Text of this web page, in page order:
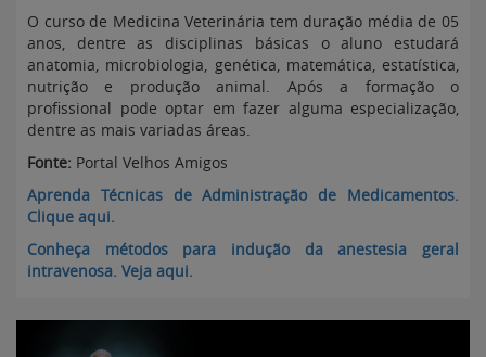
O curso de Medicina Veterinária tem duração média de 05
anos, dentre as disciplinas básicas o aluno estudará
anatomia, microbiologia, genética, matemática, estatística,
nutrição e produção animal. Após a formação o
profissional pode optar em fazer alguma especialização,
dentre as mais variadas áreas.
Fonte: Portal Velhos Amigos
Aprenda Técnicas de Administração de Medicamentos.
Clique aqui.
Conheça métodos para indução da anestesia geral
intravenosa. Veja aqui.